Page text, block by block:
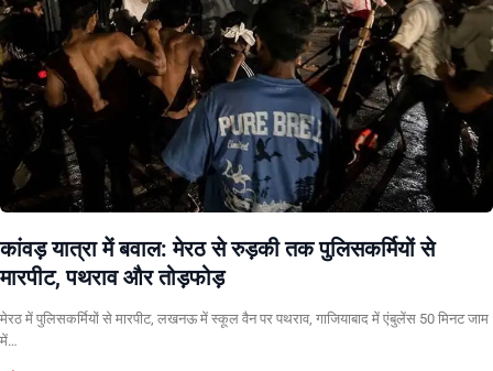
कांवड़ यात्रा में बवाल: मेरठ से रुड़की तक पुलिसकर्मियों से
मारपीट, पथराव और तोड़फोड़
मेरठ में पुलिसकर्मियों से मारपीट, लखनऊ में स्कूल वैन पर पथराव, गाजियाबाद में एंबुलेंस 50 मिनट जाम
में…